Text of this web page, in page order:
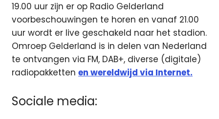
19.00 uur zijn er op Radio Gelderland
voorbeschouwingen te horen en vanaf 21.00
uur wordt er live geschakeld naar het stadion.
Omroep Gelderland is in delen van Nederland
te ontvangen via FM, DAB+, diverse (digitale)
radiopakketten en wereldwijd via Internet.
Sociale media: